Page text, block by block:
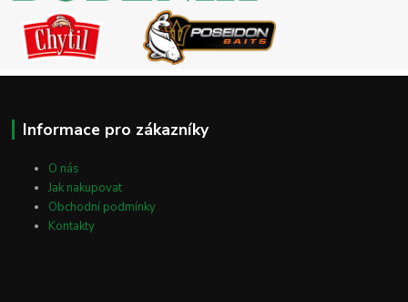
Informace pro zákazníky
O nás
Jak nakupovat
Obchodní podmínky
Kontakty